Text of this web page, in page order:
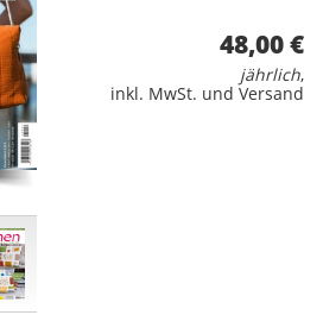
48,00 €
jährlich,
inkl. MwSt. und Versand